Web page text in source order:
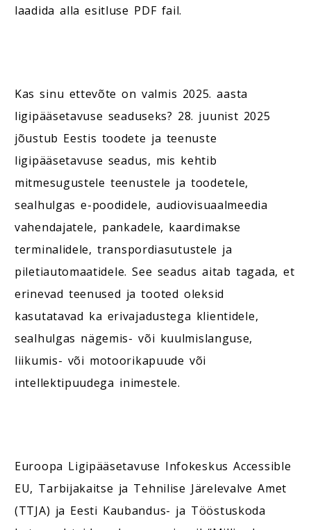
laadida alla esitluse PDF fail.
Kas sinu ettevõte on valmis 2025. aasta
ligipääsetavuse seaduseks? 28. juunist 2025
jõustub Eestis toodete ja teenuste
ligipääsetavuse seadus, mis kehtib
mitmesugustele teenustele ja toodetele,
sealhulgas e-poodidele, audiovisuaalmeedia
vahendajatele, pankadele, kaardimakse
terminalidele, transpordiasutustele ja
piletiautomaatidele. See seadus aitab tagada, et
erinevad teenused ja tooted oleksid
kasutatavad ka erivajadustega klientidele,
sealhulgas nägemis- või kuulmislanguse,
liikumis- või motoorikapuude või
intellektipuudega inimestele.
Euroopa Ligipääsetavuse Infokeskus Accessible
EU, Tarbijakaitse ja Tehnilise Järelevalve Amet
(TTJA) ja Eesti Kaubandus- ja Tööstuskoda